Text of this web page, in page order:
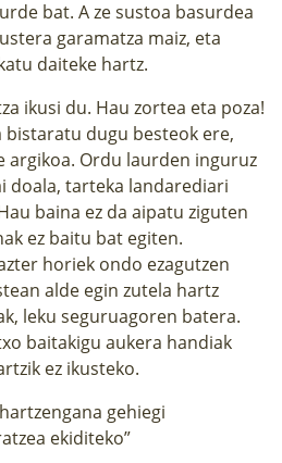
bat. A ze sustoa basurdea
garamatza maiz, eta
daiteke hartz.
ikusi du. Hau zortea eta poza!
bistaratu dugu besteok ere,
argikoa. Ordu laurden inguruz
doala, tarteka landarediari
baina ez da aipatu ziguten
ez baitu bat egiten.
horiek ondo ezagutzen
alde egin zutela hartz
leku seguruagoren batera.
baitakigu aukera handiak
ez ikusteko.
gehiegi
ekiditeko”